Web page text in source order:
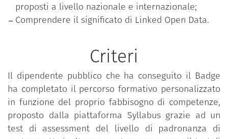
proposti a livello nazionale e internazionale;
Comprendere il significato di Linked Open Data.
Criteri
Il dipendente pubblico che ha conseguito il Badge
ha completato il percorso formativo personalizzato
in funzione del proprio fabbisogno di competenze,
proposto dalla piattaforma Syllabus grazie ad un
test di assessment del livello di padronanza di